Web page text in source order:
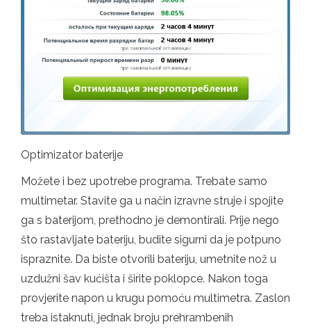
Optimizator baterije
Možete i bez upotrebe programa. Trebate samo
multimetar. Stavite ga u način izravne struje i spojite
ga s baterijom, prethodno je demontirali. Prije nego
što rastavljate bateriju, budite sigurni da je potpuno
ispraznite. Da biste otvorili bateriju, umetnite nož u
uzdužni šav kućišta i širite poklopce. Nakon toga
provjerite napon u krugu pomoću multimetra. Zaslon
treba istaknuti, jednak broju prehrambenih